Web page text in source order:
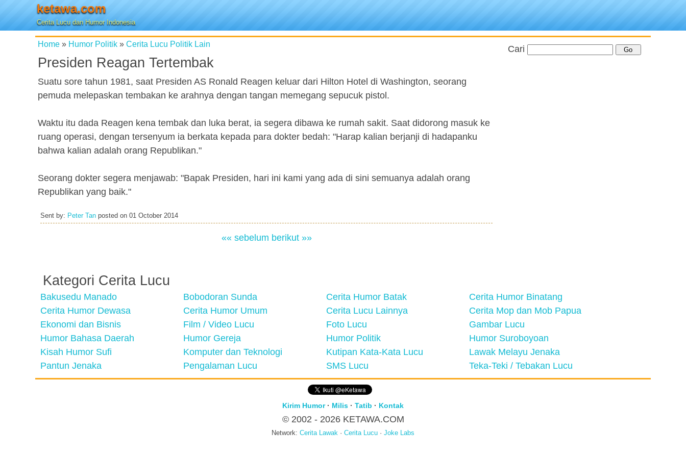
ketawa.com
Cerita Lucu dan Humor Indonesia
Home » Humor Politik » Cerita Lucu Politik Lain
Presiden Reagan Tertembak
Suatu sore tahun 1981, saat Presiden AS Ronald Reagen keluar dari Hilton Hotel di Washington, seorang
pemuda melepaskan tembakan ke arahnya dengan tangan memegang sepucuk pistol.
Waktu itu dada Reagen kena tembak dan luka berat, ia segera dibawa ke rumah sakit. Saat didorong masuk ke
ruang operasi, dengan tersenyum ia berkata kepada para dokter bedah: "Harap kalian berjanji di hadapanku
bahwa kalian adalah orang Republikan."
Seorang dokter segera menjawab: "Bapak Presiden, hari ini kami yang ada di sini semuanya adalah orang
Republikan yang baik."
Sent by: Peter Tan posted on 01 October 2014
«« sebelum berikut »»
Cari
Kategori Cerita Lucu
Bakusedu Manado Bobodoran Sunda Cerita Humor Batak
Cerita Humor Binatang
Cerita Humor Dewasa
Cerita Humor Umum Cerita Lucu Lainnya
Cerita Mop dan Mob Papua
Ekonomi dan Bisnis
Film / Video Lucu Foto Lucu
Gambar Lucu
Humor Bahasa Daerah
Humor Gereja Humor Politik
Humor Suroboyoan
Kisah Humor Sufi
Komputer dan Teknologi Kutipan Kata-Kata Lucu
Lawak Melayu Jenaka
Pantun Jenaka
Pengalaman Lucu SMS Lucu Teka-Teki / Tebakan Lucu
Kirim Humor· Milis · Tatib · Kontak
© 2002 - 2026 KETAWA.COM
Network: Cerita Lawak · Cerita Lucu · Joke Labs